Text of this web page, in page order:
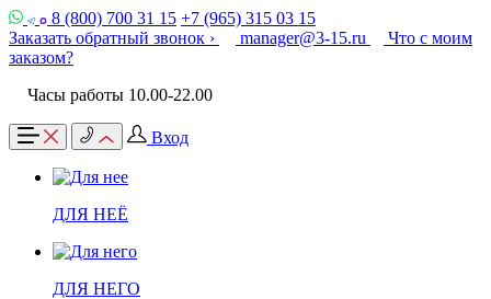
8 (800) 700 31 15 +7 (965) 315 03 15
Заказать обратный звонок ›
manager@3-15.ru
Что с моим
заказом?
Часы работы 10.00-22.00
Вход
ДЛЯ НЕЁ
ДЛЯ НЕГО